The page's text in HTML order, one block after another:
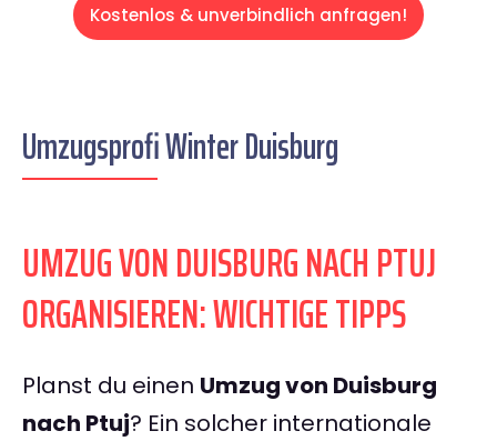
Kostenlos & unverbindlich anfragen!
Umzugsprofi Winter Duisburg
UMZUG VON DUISBURG NACH PTUJ
ORGANISIEREN: WICHTIGE TIPPS
Planst du einen Umzug von Duisburg
nach Ptuj? Ein solcher internationale